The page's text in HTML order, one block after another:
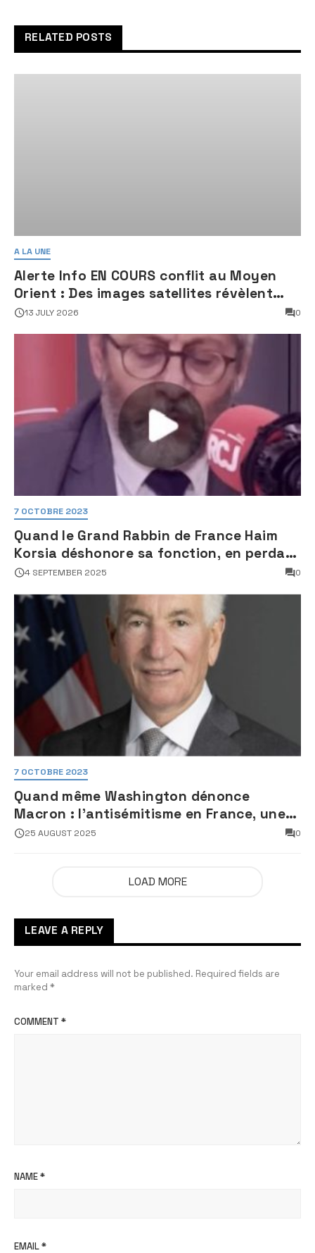
RELATED POSTS
A LA UNE
Alerte Info EN COURS conflit au Moyen
Orient : Des images satellites révèlent
une activité jugée « inquiétante » sur
13 JULY 2026 0
7 OCTOBRE 2023
Quand le Grand Rabbin de France Haim
Korsia déshonore sa fonction, en perdant
son sang froid
4 SEPTEMBER 2025 0
7 OCTOBRE 2023
Quand même Washington dénonce
Macron : l’antisémitisme en France, une
faillite d’État
25 AUGUST 2025 0
LOAD MORE
LEAVE A REPLY
Your email address will not be published. Required fields are
marked *
COMMENT *
NAME*
EMAIL*